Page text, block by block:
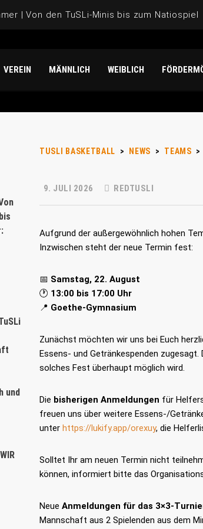
| Von den TuSLi-Minis bis zum
26 | WIR SAGEN „DANKE“!
VEREIN MÄNNLICH WEIBLICH
TUSLI BASKETBALL > NEWS > TEAMS >
9. JULI 2026 REDTUSLI
Aufgrund der außergewöhnlich hohen
Inzwischen steht der neue Termin fest:
📅 Samstag, 22. August
🕐 13:00 bis 17:00 Uhr
📍 Goethe-Gymnasium
Zunächst möchten wir uns bei Euch
Essens- und Getränkespenden
solches Fest überhaupt möglich wird.
Die bisherigen Anmeldungen für
freuen uns über weitere Essens-/
unter https://lukify.app/orexuy, die
Solltet Ihr am neuen Termin nicht
können, informiert bitte das
Neue Anmeldungen für das 3×3-
Mannschaft aus 2 Spielenden aus dem
und